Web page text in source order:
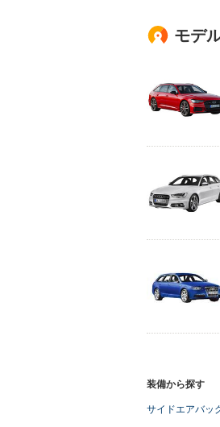
モデ
装備から探す
サイドエアバッ